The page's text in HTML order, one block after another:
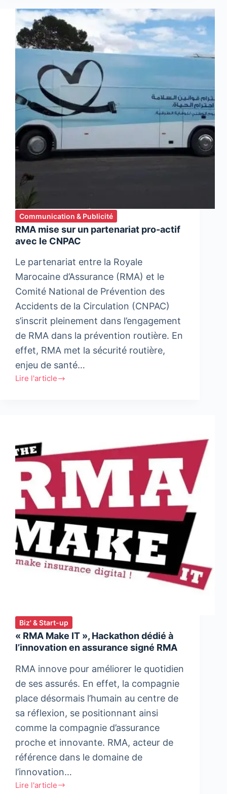
sa
mue
digitale
avec
contenu
atypique
Communication & Publicité
RMA mise sur un partenariat pro-actif
avec le CNPAC
Le partenariat entre la Royale
Marocaine d’Assurance (RMA) et le
Comité National de Prévention des
Accidents de la Circulation (CNPAC)
s’inscrit pleinement dans l’engagement
de RMA dans la prévention routière. En
effet, RMA met la sécurité routière,
enjeu de santé…
Lire l'article
RMA
pro-
actif
le
CNPAC
Biz' & Start-up
« RMA Make IT », Hackathon dédié à
l’innovation en assurance signé RMA
RMA innove pour améliorer le quotidien
de ses assurés. En effet, la compagnie
place désormais l’humain au centre de
sa réflexion, se positionnant ainsi
comme la compagnie d’assurance
proche et innovante. RMA, acteur de
référence dans le domaine de
l’innovation…
Lire l'article
«